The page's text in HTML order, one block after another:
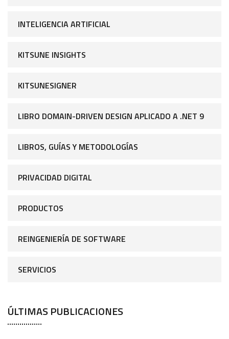
INTELIGENCIA ARTIFICIAL
KITSUNE INSIGHTS
KITSUNESIGNER
LIBRO DOMAIN-DRIVEN DESIGN APLICADO A .NET 9
LIBROS, GUÍAS Y METODOLOGÍAS
PRIVACIDAD DIGITAL
PRODUCTOS
REINGENIERÍA DE SOFTWARE
SERVICIOS
ÚLTIMAS PUBLICACIONES